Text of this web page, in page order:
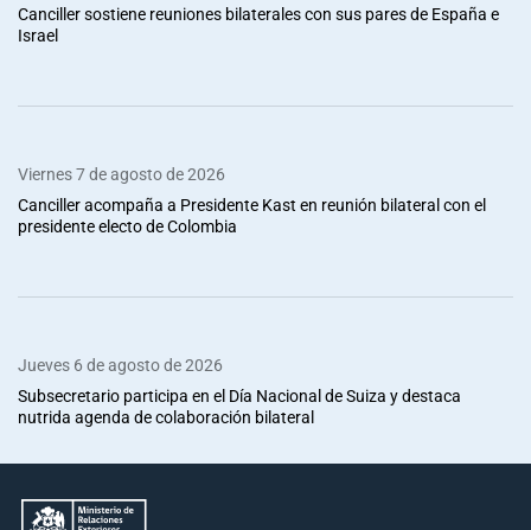
Canciller sostiene reuniones bilaterales con sus pares de España e
Israel
Viernes 7 de agosto de 2026
Canciller acompaña a Presidente Kast en reunión bilateral con el
presidente electo de Colombia
Jueves 6 de agosto de 2026
Subsecretario participa en el Día Nacional de Suiza y destaca
nutrida agenda de colaboración bilateral